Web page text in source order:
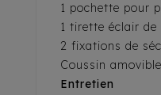
1 pochette pour
1 tirette éclair
2 fixations de
Coussin amovible
Entretien